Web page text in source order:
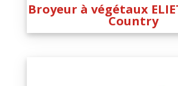
Broyeur à végétaux
Country